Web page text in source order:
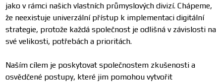
jako v rámci našich vlastních průmyslových divizí. Chápeme,
že neexistuje univerzální přístup k implementaci digitální
strategie, protože každá společnost je odlišná v závislosti na
své velikosti, potřebách a prioritách.
Naším cílem je poskytovat společnostem zkušenosti a
osvědčené postupy, které jim pomohou vytvořit